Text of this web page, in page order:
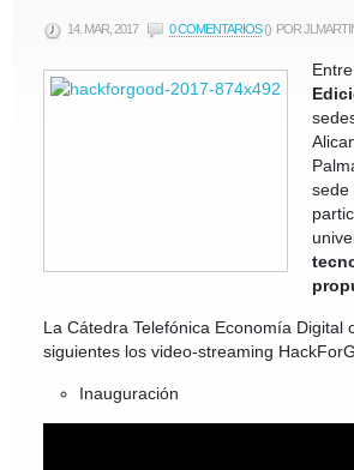
14. MAR, 2017 0 COMENTARIOS() POR
sede
La Cátedra Telefónica Economía
siguientes los video-streaming
Inauguración